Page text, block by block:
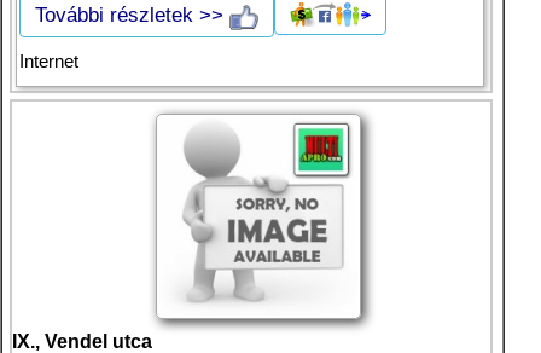
További részletek >>
Internet
IX., Vendel utca